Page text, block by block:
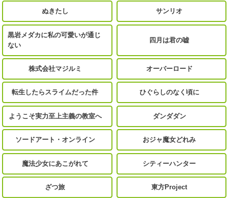
ぬきたし サンリオ
黒岩メダカに私の可愛いが通じ
ない
四月は君の嘘
株式会社マジルミ オーバーロード
転生したらスライムだった件 ひぐらしのなく頃に
ようこそ実力至上主義の教室へ ダンダダン
ソードアート・オンライン おジャ魔女どれみ
魔法少女にあこがれて シティーハンター
ざつ旅 東方Project